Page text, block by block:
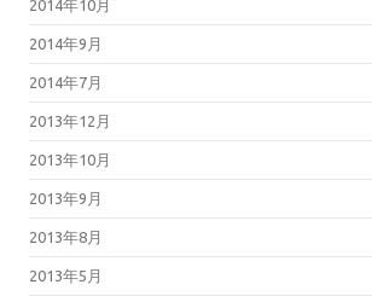
2014年10月
2014年9月
2014年7月
2013年12月
2013年10月
2013年9月
2013年8月
2013年5月